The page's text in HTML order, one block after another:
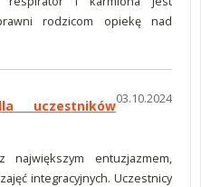
rodzicom opiekę nad
03.10.2024
uczestników
entuzjazmem,
integracyjnych. Uczestnicy